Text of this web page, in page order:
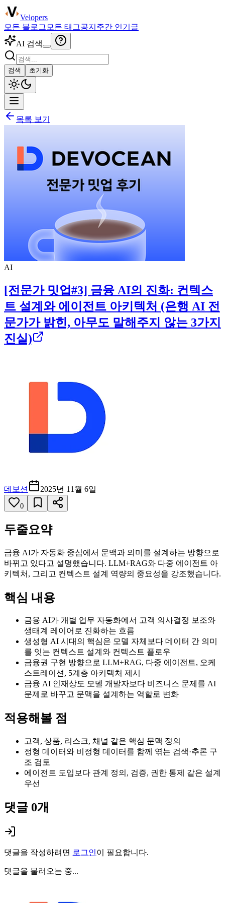
Velopers
모든 블로그 모든 태그공지 주간 인기글
AI 검색
검색 초기화
목록 보기
AI
[전문가 밋업#3] 금융 AI의 진화: 컨텍스
트 설계와 에이전트 아키텍처 (은행 AI 전
문가가 밝힌, 아무도 말해주지 않는 3가지
진실)
데보션 2025년 11월 6일
0
두줄요약
금융 AI가 자동화 중심에서 문맥과 의미를 설계하는 방향으로
바뀌고 있다고 설명했습니다. LLM+RAG와 다중 에이전트 아
키텍처, 그리고 컨텍스트 설계 역량의 중요성을 강조했습니다.
핵심 내용
금융 AI가 개별 업무 자동화에서 고객 의사결정 보조와
생태계 레이어로 진화하는 흐름
생성형 AI 시대의 핵심은 모델 자체보다 데이터 간 의미
를 잇는 컨텍스트 설계와 컨텍스트 플로우
금융권 구현 방향으로 LLM+RAG, 다중 에이전트, 오케
스트레이션, 5계층 아키텍처 제시
금융 AI 인재상도 모델 개발자보다 비즈니스 문제를 AI
문제로 바꾸고 문맥을 설계하는 역할로 변화
적용해볼 점
고객, 상품, 리스크, 채널 같은 핵심 문맥 정의
정형 데이터와 비정형 데이터를 함께 엮는 검색·추론 구
조 검토
에이전트 도입보다 관계 정의, 검증, 권한 통제 같은 설계
우선
댓글 0개
댓글을 작성하려면 로그인이 필요합니다.
댓글을 불러오는 중...